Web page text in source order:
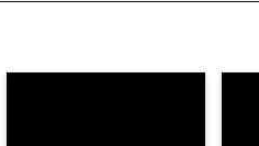
Tu
¿Recomendarías su compra?